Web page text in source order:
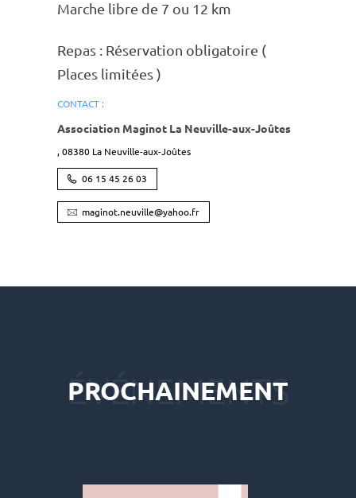
Marche libre de 7 ou 12 km
Repas : Réser­va­tion obli­ga­toire (
Places limi­tées )
CONTACT :
Association Maginot La Neuville-aux-Joûtes
, 08380 La Neuville-aux-Joûtes
06 15 45 26 03
maginot.neuville@yahoo.fr
PROCHAINEMENT